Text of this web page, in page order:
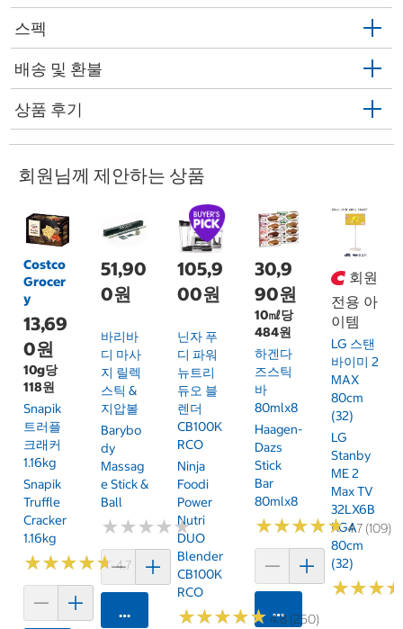
스펙
배송 및 환불
상품 후기
회원님께 제안하는 상품
Costco
Grocer
y
13,69
0원
10g당
118원
Snapik
트러플
크래커
1.16kg
Snapik
Truffle
Cracker
1.16kg
★★★★★
★★★★★4.7 (159)
51,90
0원
바리바
디 마사
지 릴렉
스틱 &
지압볼
Barybo
Dy
Massag
E Stick &
Ball
★★★★★
★★★★★
카트에 담기
105,9
00원
닌자 푸
디 파워
뉴트리
듀오 블
렌더
CB100K
RCO
Ninja
Foodi
Power
Nutri
DUO
Blender
CB100K
RCO
★★★★★
★★★★★ 4.8 (250)
30,9
90원
10㎖당
484원
하겐다
즈스틱
바
80mlx8
Haagen-
Dazs
Stick
Bar
80mlx8
★★★★★
★★★★★4.7 (109)
카트에 담기
회원
전용 아
이템
LG 스탠
바이미 2
MAX
80cm
(32)
LG
Stanby
ME 2
Max TV
32LX6B
KGA
80cm
(32)
★★★
★★★